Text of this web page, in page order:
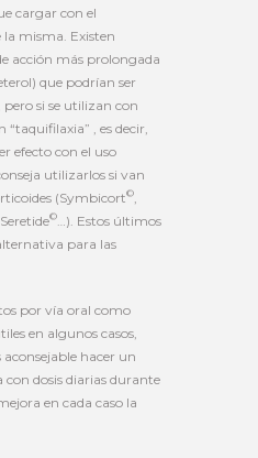
cargar con el
misma. Existen
acción más prolongada
que podrían ser
pero si se utilizan con
, es decir,
efecto con el uso
utilizarlos si van
(Symbicort©
, Seretide©
…). Estos últimos
para las
por vía oral como
en algunos casos,
hacer un
dosis diarias durante
en cada caso la